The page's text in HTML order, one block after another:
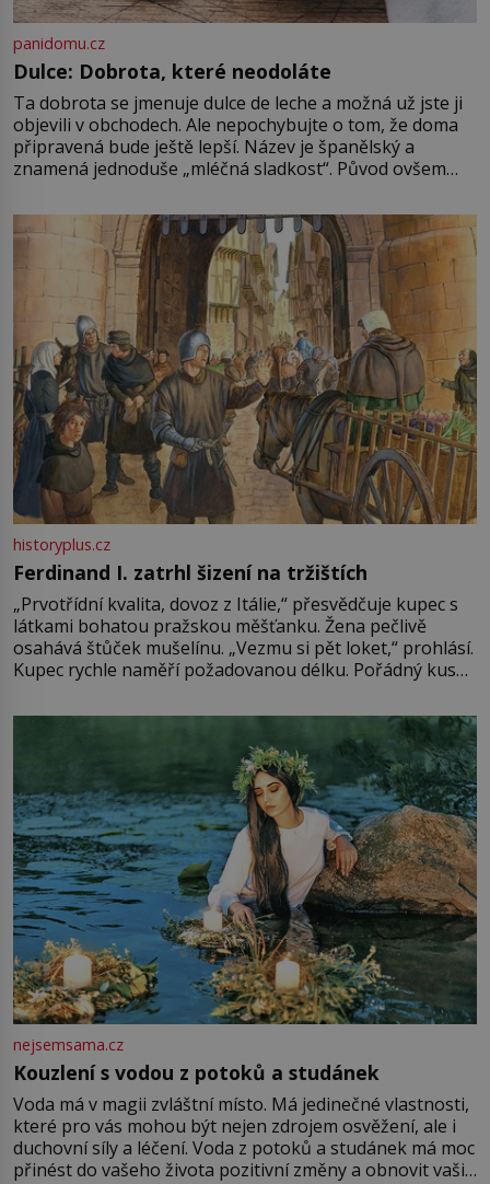
panidomu.cz
Dulce: Dobrota, které neodoláte
Ta dobrota se jmenuje dulce de leche a možná už jste ji
objevili v obchodech. Ale nepochybujte o tom, že doma
připravená bude ještě lepší. Název je španělský a
znamená jednoduše „mléčná sladkost“. Původ ovšem
pře hned několik latinskoamerických zemí a k tomu
Francie, kde se traduje,
historyplus.cz
Ferdinand I. zatrhl šizení na tržištích
„Prvotřídní kvalita, dovoz z Itálie,“ přesvědčuje kupec s
látkami bohatou pražskou měšťanku. Žena pečlivě
osahává štůček mušelínu. „Vezmu si pět loket,“ prohlásí.
Kupec rychle naměří požadovanou délku. Pořádný kus
milostpaní. Stačí jenom na sukni,“ zhodnotí švadlena
množství růžového mušelínu. „Ošidili vás, podívejte.“
Vezme do ruky dřevěnou
nejsemsama.cz
Kouzlení s vodou z potoků a studánek
Voda má v magii zvláštní místo. Má jedinečné vlastnosti,
které pro vás mohou být nejen zdrojem osvěžení, ale i
duchovní síly a léčení. Voda z potoků a studánek má moc
přinést do vašeho života pozitivní změny a obnovit vaši